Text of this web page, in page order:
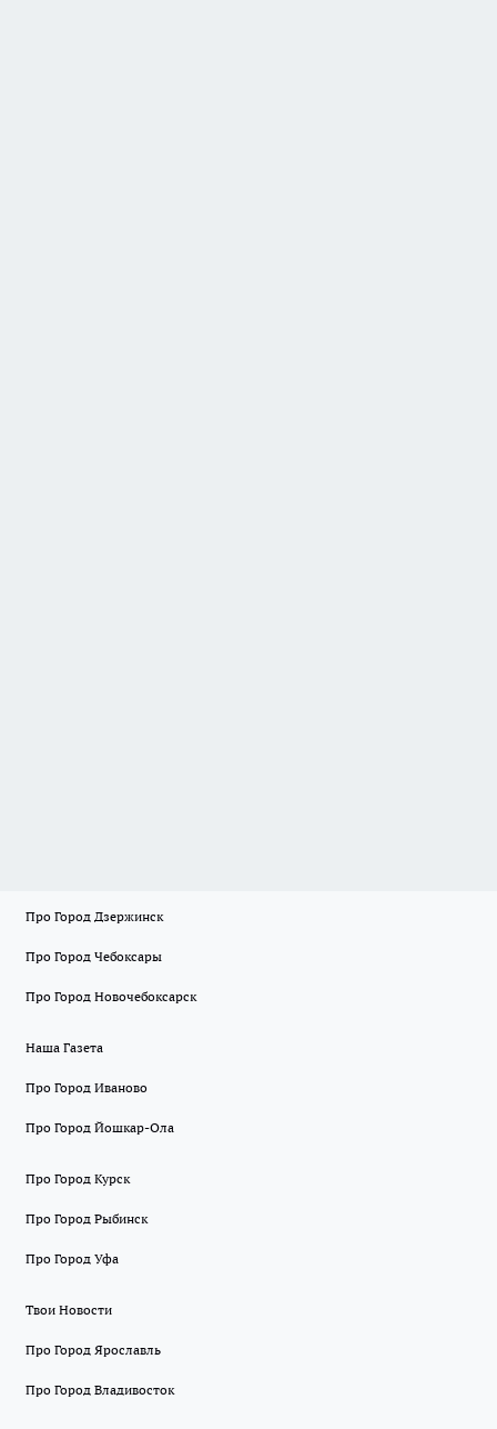
Про Город Дзержинск
Про Город Чебоксары
Про Город Новочебоксарск
Наша Газета
Про Город Иваново
Про Город Йошкар-Ола
Про Город Курск
Про Город Рыбинск
Про Город Уфа
Твои Новости
Про Город Ярославль
Про Город Владивосток